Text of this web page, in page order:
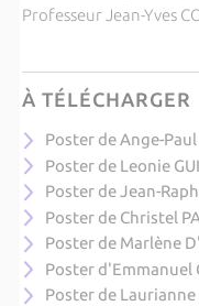
Professeur Jean-Yves
À TÉLÉCHARGER
Poster de Ange-Paul
Poster de Leonie
Poster de Jean-
Poster de Christel
Poster de Marlène
Poster d'Emmanuel
Poster de Laurianne